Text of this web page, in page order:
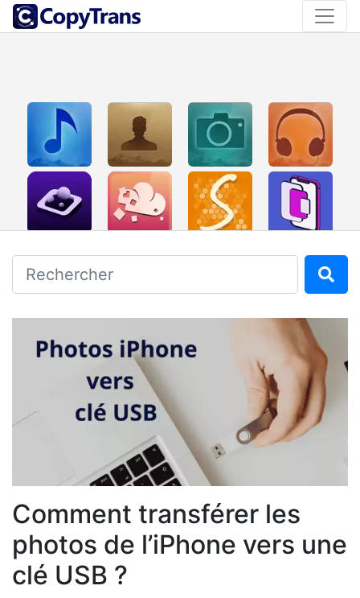
Comment transférer les
photos de l’iPhone vers une
clé USB ?